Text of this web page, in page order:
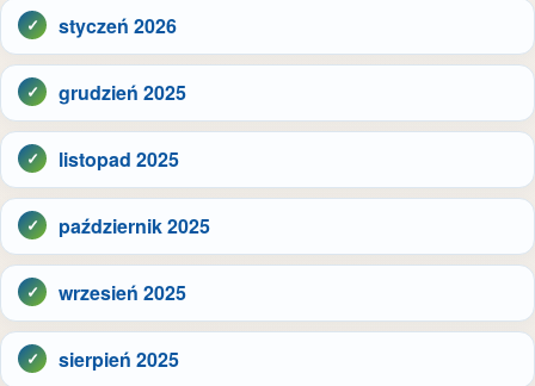
styczeń 2026
grudzień 2025
listopad 2025
październik 2025
wrzesień 2025
sierpień 2025